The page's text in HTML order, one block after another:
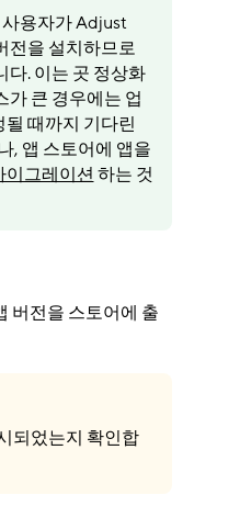
사용자가 Adjust
전을 설치하므로
다. 이는 곳 정상화
가 큰 경우에는 업
때까지 기다린
, 앱 스토어에 앱을
이그레이션 하는 것
버전을 스토어에 출
되었는지 확인합